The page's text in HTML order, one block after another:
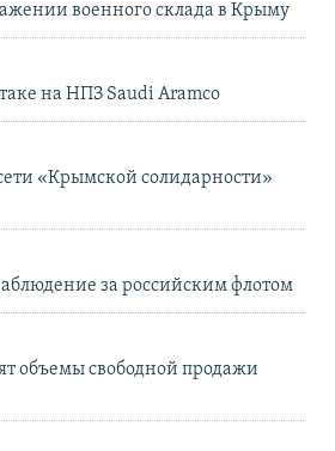
военного склада в Крыму
на НПЗ Saudi Aramco
«Крымской солидарности»
за российским флотом
объемы свободной продажи